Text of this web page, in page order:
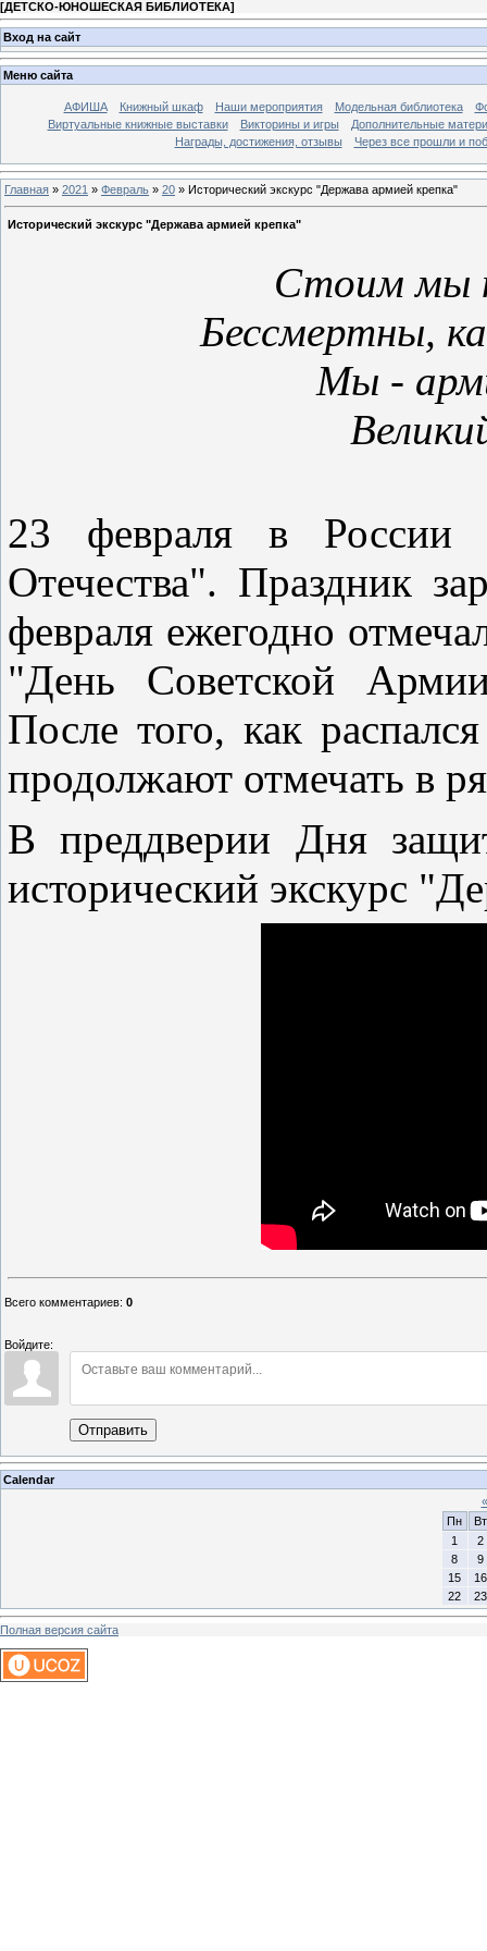
[ДЕТСКО-ЮНОШЕСКАЯ БИБЛИОТЕКА]
Вход на сайт
Меню сайта
АФИША Книжный шкаф Наши мероприятия Модельная библиотека
Виртуальные книжные выставки
Викторины и игры
Дополнительные
Награды, достижения, отзывы
Через все прошли и
Главная » 2021 » Февраль » 20 » Исторический экскурс "Держава армией крепка"
Исторический экскурс "Держава армией крепка"
Стоим мы
Бессмертны,
Мы -
23 февраля в России
Отечества". Праздник
февраля ежегодно
"День Советской
После того, как
продолжают отмечать в
В преддверии Дня
исторический экскурс
Всего комментариев: 0
Войдите:
Отправить
Calendar
«
Пн
Вт
1
2
8
9
15
16
22
23
Полная версия сайта